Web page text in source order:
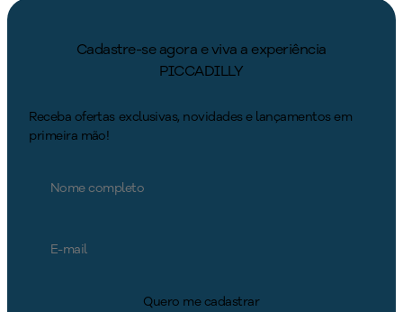
Cadastre-se agora e viva a experiência
PICCADILLY
Receba ofertas exclusivas, novidades e lançamentos em
primeira mão!
Quero me cadastrar